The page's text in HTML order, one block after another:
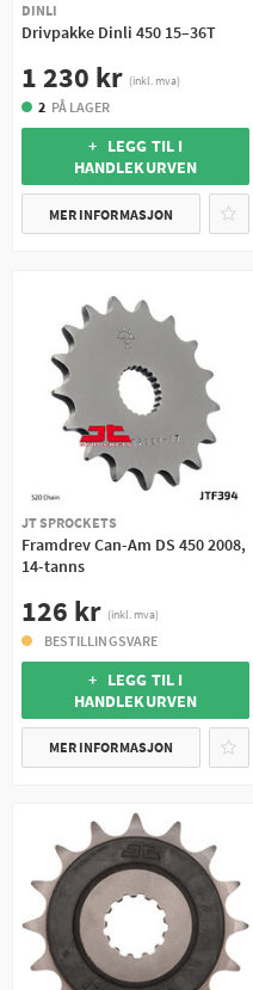
DINLI
Drivpakke Dinli 450 15–36T
1 230 kr (inkl. mva)
2 PÅ LAGER
+ LEGG TIL I
HANDLEKURVEN
MER INFORMASJON
JT SPROCKETS
Framdrev Can-Am DS 450 2008,
14-tanns
126 kr (inkl. mva)
BESTILLINGSVARE
+ LEGG TIL I
HANDLEKURVEN
MER INFORMASJON